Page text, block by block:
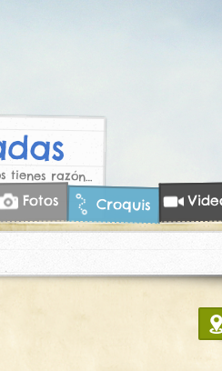
tienes razón…
Fotos Croquis